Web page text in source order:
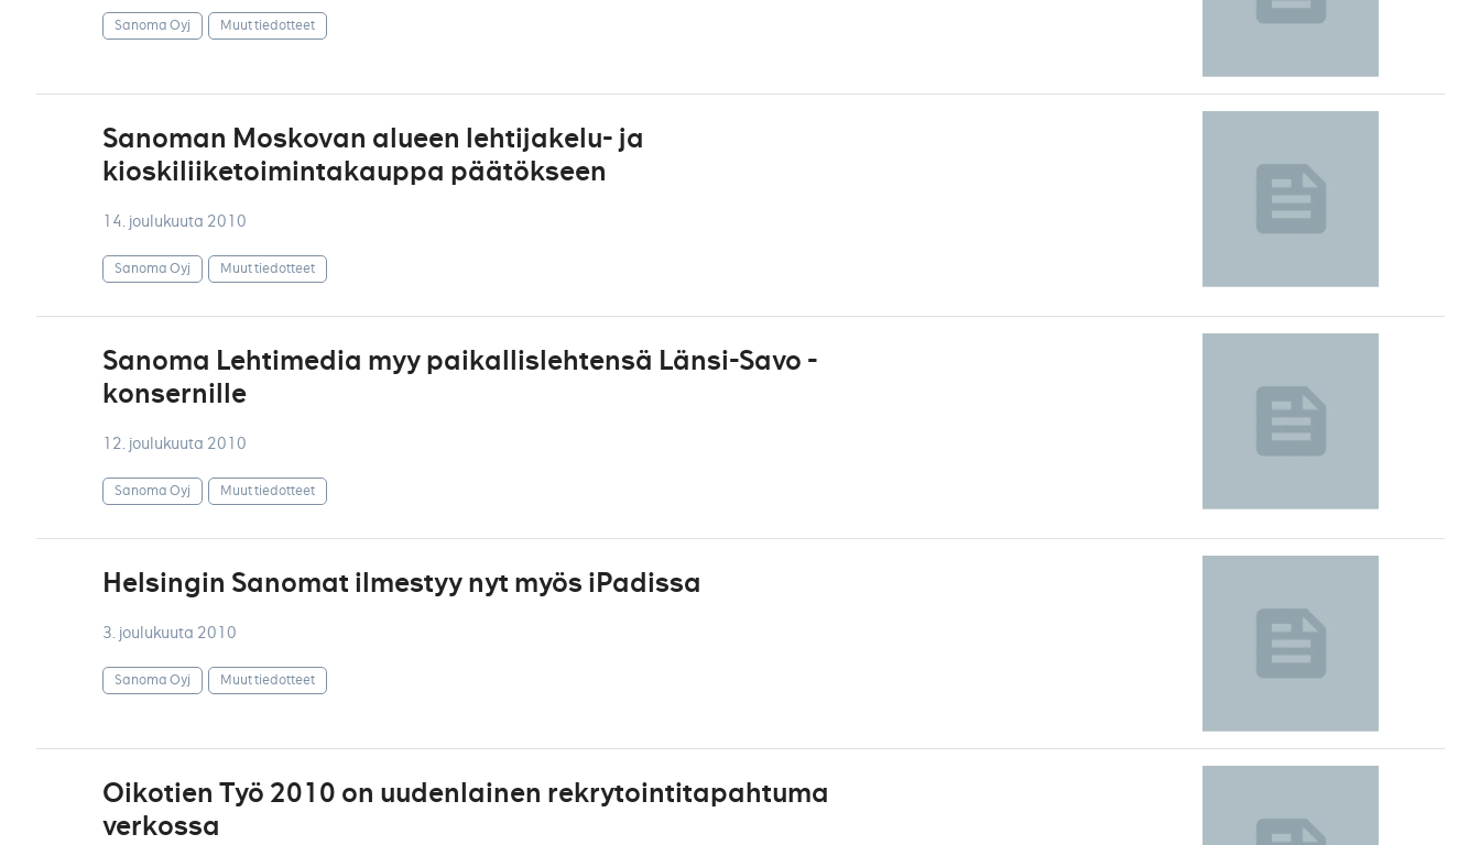
Sanoma Oyj Muut tiedotteet
Sanoman Moskovan alueen lehtijakelu- ja
kioskiliiketoimintakauppa päätökseen
14. joulukuuta 2010
Sanoma Oyj Muut tiedotteet
Sanoma Lehtimedia myy paikallislehtensä Länsi-Savo -
konsernille
12. joulukuuta 2010
Sanoma Oyj Muut tiedotteet
Helsingin Sanomat ilmestyy nyt myös iPadissa
3. joulukuuta 2010
Sanoma Oyj Muut tiedotteet
Oikotien Työ 2010 on uudenlainen rekrytointitapahtuma
verkossa